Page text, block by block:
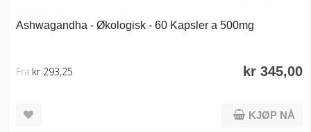
Ashwagandha - Økologisk - 60 Kapsler a 500mg
kr 345,00
Fra kr 293,25
KJØP NÅ